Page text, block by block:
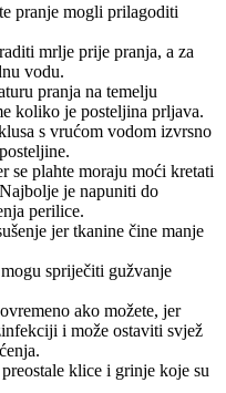
pranje mogli prilagoditi
mrlje prije pranja, a za
vodu.
pranja na temelju
koliko je posteljina prljava.
s vrućom vodom izvrsno
se plahte moraju moći kretati
je napuniti do
perilice.
jer tkanine čine manje
spriječiti gužvanje
ako možete, jer
i može ostaviti svjež
klice i grinje koje su